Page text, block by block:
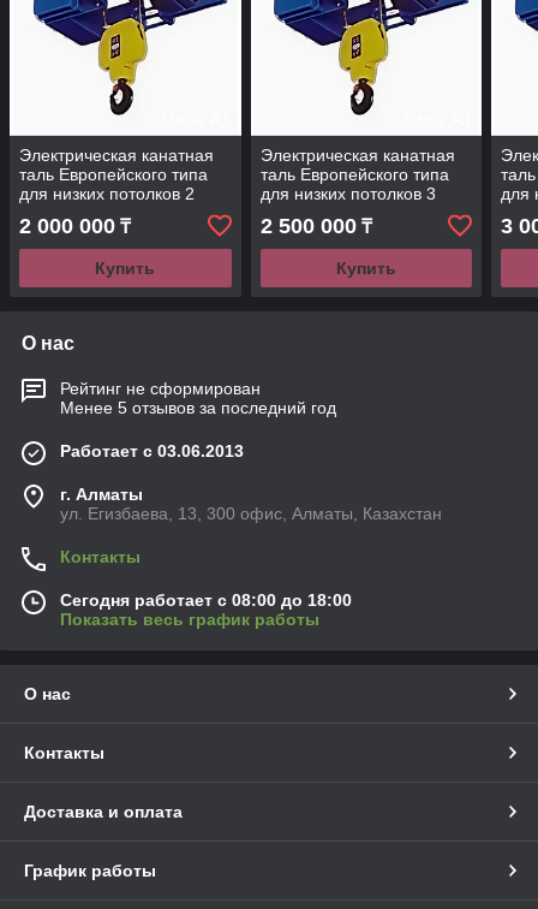
Электрическая канатная
таль Европейского типа
для низких потолков 2
2 000 000 ₸
Купить
Электрическая канатная
таль Европейского типа
для низких потолков 3
2 500 000₸
Купить
для
3
О нас
Рейтинг не сформирован
Менее 5 отзывов за последний год
Работает с 03.06.2013
г. Алматы
ул. Егизбаева, 13, 300 офис, Алматы, Казахстан
Контакты
Сегодня работает с 08:00 до 18:00
Показать весь график работы
О нас
Контакты
Доставка и оплата
График работы